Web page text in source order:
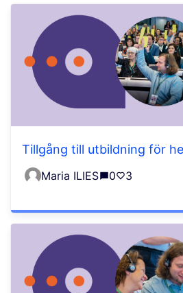
Tillgång till utbildning för
Maria ILIES 0 3